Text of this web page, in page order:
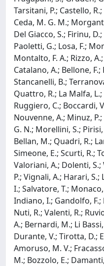
Tarsitani, P.; Castello,
Ceda, M. G. M.;
Del Giacco, S.; Firinu,
Paoletti, G.; Losa, F.;
Montalto, F. A.; Rizzo,
Catalano, A.; Bellone,
Stancanelli, B.;
Quattro, R.; La Malfa,
Ruggiero, C.; Boccardi,
Nouvenne, A.; Minuz,
G. N.; Morellini, S.; Pirisi,
Bellan, M.; Quadri, R.;
Simeone, E.; Scurti, R.;
Valoriani, A.; Dolenti, S.;
P.; Vignali, A.; Harari,
I.; Salvatore, T.;
Indiano, I.; Gandolfo, F.;
Nuti, R.; Valenti, R.;
A.; Bernardi, M.; Li
Durante, V.; Tirotta, D.;
Amoruso, M. V.;
M.; Bozzolo, E.;